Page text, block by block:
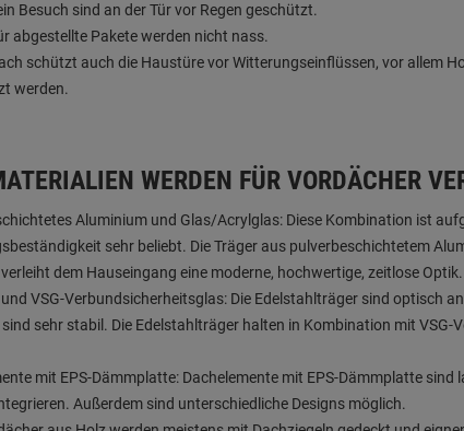
Besuch sind an der Tür vor Regen geschützt.
abgestellte Pakete werden nicht nass.
schützt auch die Haustüre vor Witterungseinflüssen, vor allem
werden.
WERDEN FÜR VORDÄCHER
Aluminium und Glas/Acrylglas: Diese Kombination ist
sehr beliebt. Die Träger aus pulverbeschichtetem
dem Hauseingang eine moderne, hochwertige, zeitlose Optik.
VSG-Verbundsicherheitsglas: Die Edelstahlträger sind optisch
sehr stabil. Die Edelstahlträger halten in Kombination mit VSG-
mit EPS-Dämmplatte: Dachelemente mit EPS-Dämmplatte
Außerdem sind unterschiedliche Designs möglich.